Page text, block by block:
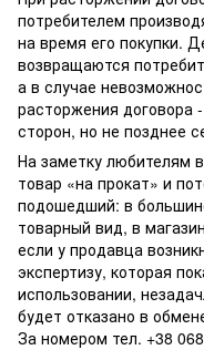
потребителем
на время его покупки.
возвращаются
а в случае
расторжения договора
сторон, но не позднее
На заметку любителям
товар «на прокат» и
подошедший: в
товарный вид, в
если у продавца
экспертизу, которая
использовании,
будет отказано в
За номером тел. +38